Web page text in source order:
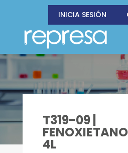
INICIA SESIÓN
T319-09 |
4L